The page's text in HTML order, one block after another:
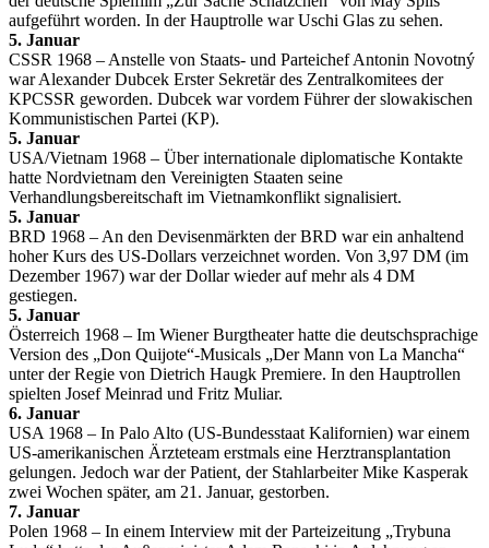
aufgeführt worden. In der Hauptrolle war Uschi Glas zu sehen.
5. Januar
CSSR 1968 – Anstelle von Staats- und Parteichef Antonin Novotný
war Alexander Dubcek Erster Sekretär des Zentralkomitees der
KPCSSR geworden. Dubcek war vordem Führer der slowakischen
Kommunistischen Partei (KP).
5. Januar
USA/Vietnam 1968 – Über internationale diplomatische Kontakte
hatte Nordvietnam den Vereinigten Staaten seine
Verhandlungsbereitschaft im Vietnamkonflikt signalisiert.
5. Januar
BRD 1968 – An den Devisenmärkten der BRD war ein anhaltend
hoher Kurs des US-Dollars verzeichnet worden. Von 3,97 DM (im
Dezember 1967) war der Dollar wieder auf mehr als 4 DM
gestiegen.
5. Januar
Österreich 1968 – Im Wiener Burgtheater hatte die deutschsprachige
Version des „Don Quijote“-Musicals „Der Mann von La Mancha“
unter der Regie von Dietrich Haugk Premiere. In den Hauptrollen
spielten Josef Meinrad und Fritz Muliar.
6. Januar
USA 1968 – In Palo Alto (US-Bundesstaat Kalifornien) war einem
US-amerikanischen Ärzteteam erstmals eine Herztransplantation
gelungen. Jedoch war der Patient, der Stahlarbeiter Mike Kasperak
zwei Wochen später, am 21. Januar, gestorben.
7. Januar
Polen 1968 – In einem Interview mit der Parteizeitung „Trybuna